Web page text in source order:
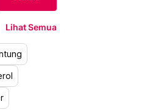
Lihat Semua